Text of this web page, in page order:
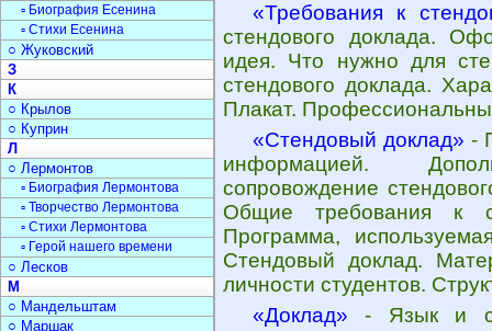
«Требования к
стендового доклада.
идея. Что нужно для
стендового доклада.
Плакат.
«Стендовый доклад» -
информацией.
сопровождение
Общие требования к
Программа,
Стендовый доклад.
личности студентов.
«Доклад» - Язык и
▫ Биография Есенина
▫ Стихи Есенина
○ Жуковский
З
К
○ Крылов
○ Куприн
Л
○ Лермонтов
▫ Биография Лермонтова
▫ Творчество Лермонтова
▫ Стихи Лермонтова
▫ Герой нашего времени
○ Лесков
М
○ Мандельштам
○ Маршак